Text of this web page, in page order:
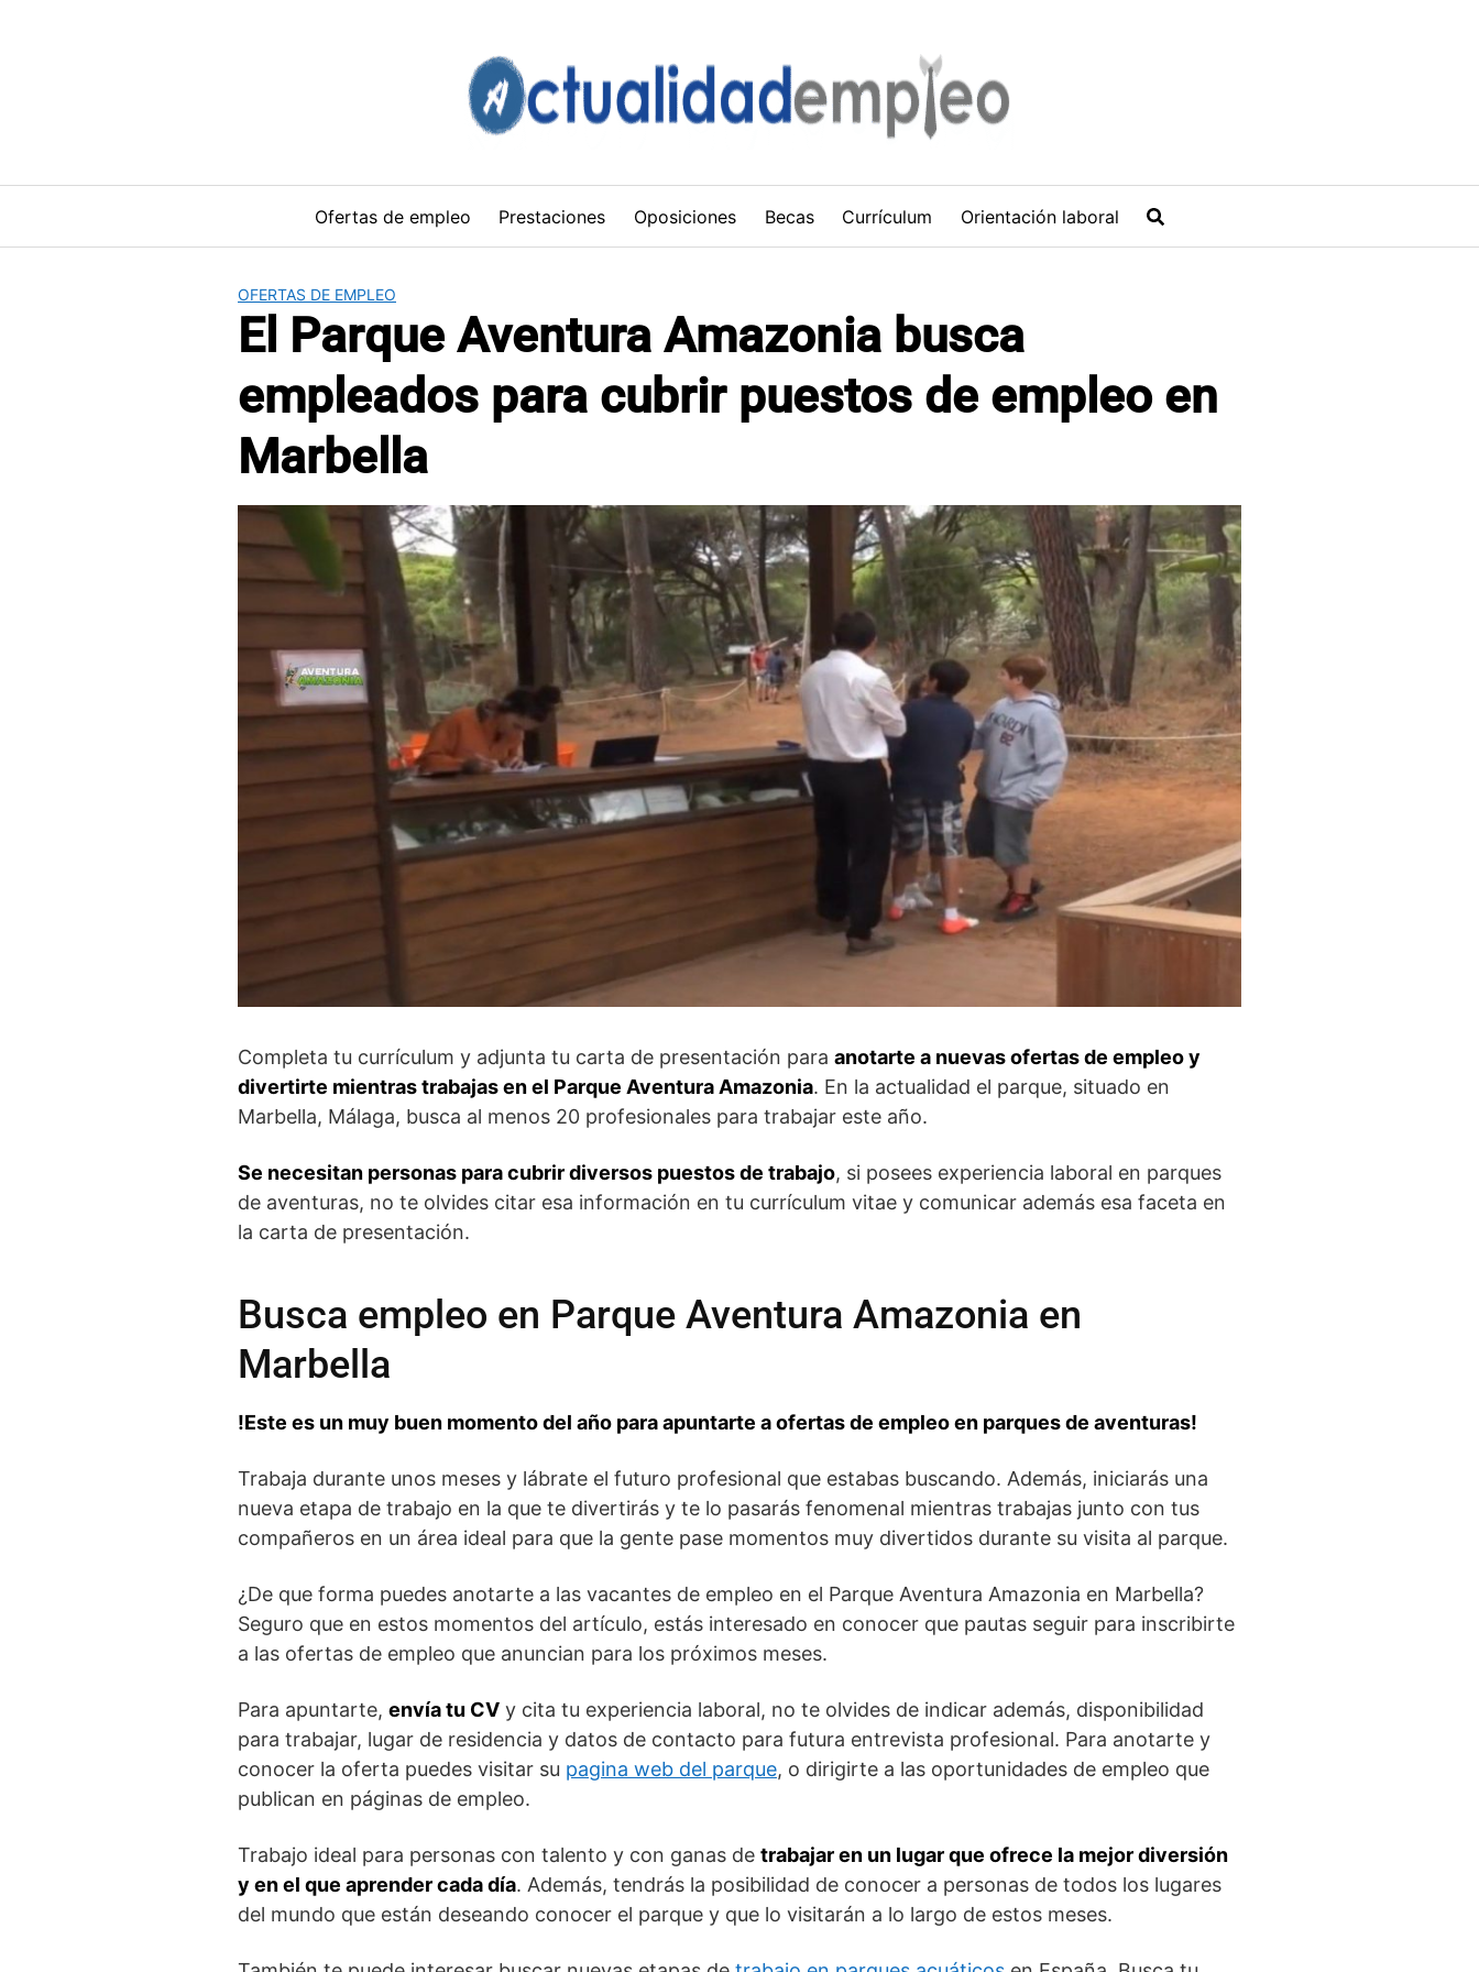
Ofertas de empleo Prestaciones Oposiciones Becas Currículum Orientación laboral
OFERTAS DE EMPLEO
El Parque Aventura Amazonia busca
empleados para cubrir puestos de empleo en
Marbella
Completa tu currículum y adjunta tu carta de presentación para anotarte a nuevas ofertas de empleo y
divertirte mientras trabajas en el Parque Aventura Amazonia. En la actualidad el parque, situado en
Marbella, Málaga, busca al menos 20 profesionales para trabajar este año.
Se necesitan personas para cubrir diversos puestos de trabajo, si posees experiencia laboral en parques
de aventuras, no te olvides citar esa información en tu currículum vitae y comunicar además esa faceta en
la carta de presentación.
Busca empleo en Parque Aventura Amazonia en
Marbella
!Este es un muy buen momento del año para apuntarte a ofertas de empleo en parques de aventuras!
Trabaja durante unos meses y lábrate el futuro profesional que estabas buscando. Además, iniciarás una
nueva etapa de trabajo en la que te divertirás y te lo pasarás fenomenal mientras trabajas junto con tus
compañeros en un área ideal para que la gente pase momentos muy divertidos durante su visita al parque.
¿De que forma puedes anotarte a las vacantes de empleo en el Parque Aventura Amazonia en Marbella?
Seguro que en estos momentos del artículo, estás interesado en conocer que pautas seguir para inscribirte
a las ofertas de empleo que anuncian para los próximos meses.
Para apuntarte, envía tu CV y cita tu experiencia laboral, no te olvides de indicar además, disponibilidad
para trabajar, lugar de residencia y datos de contacto para futura entrevista profesional. Para anotarte y
conocer la oferta puedes visitar su pagina web del parque, o dirigirte a las oportunidades de empleo que
publican en páginas de empleo.
Trabajo ideal para personas con talento y con ganas de trabajar en un lugar que ofrece la mejor diversión
y en el que aprender cada día. Además, tendrás la posibilidad de conocer a personas de todos los lugares
del mundo que están deseando conocer el parque y que lo visitarán a lo largo de estos meses.